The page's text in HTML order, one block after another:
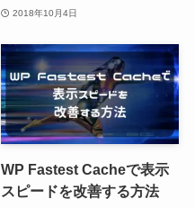
2018年10月4日
WP Fastest Cacheで表示
スピードを改善する方法